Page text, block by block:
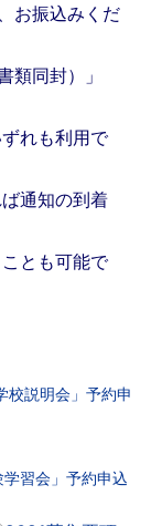
お振込みくだ
同封）」
れも利用で
通知の到着
とも可能で
説明会」予約申
習会」予約申込